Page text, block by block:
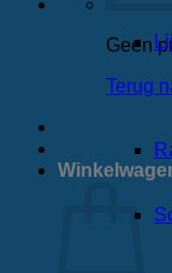
Geen
Terug